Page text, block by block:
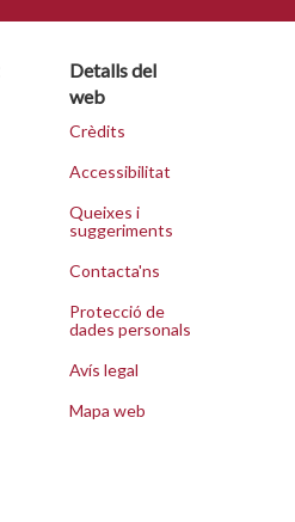
Detalls del
web
Crèdits
Accessibilitat
Queixes i
suggeriments
Contacta'ns
Protecció de
dades personals
Avís legal
Mapa web